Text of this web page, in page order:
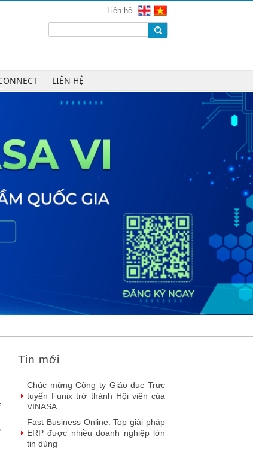
Liên hệ
LIÊN HỆ
Tin mới
Chúc mừng Công ty CP Công nghệ
W.H.Y Soft trở thành Hội viên của
số DR trở thành Hội viên của
VINASA
Chúc mừng Công ty TNHH DTH
Tài chính VNFITE trở thành Hội viên
của VINASA
vRace lần đầu nhận giải Sao Khuê
Cleeksy DOP: Đồng hành xây dựng
nền tảng vận hành số linh hoạt cho
AIQuinta được vinh danh tại Giải
thưởng Sao Khuê 2026 và Bản đồ
Giải pháp Công nghệ số Việt Nam
DOOH thế hệ mới: Khi quảng cáo
ngoài trời bước vào kỷ nguyên dữ
liệu
FPT Play chiếu trọn vẹn 3 giải bóng
đá ‘hot’ nhất mùa hè 2026
Chúc mừng Công ty Giáo dục Trực
tuyến Funix trở thành Hội viên của
VINASA
Fast Business Online: Top giải pháp
ERP được nhiều doanh nghiệp lớn
tin dùng